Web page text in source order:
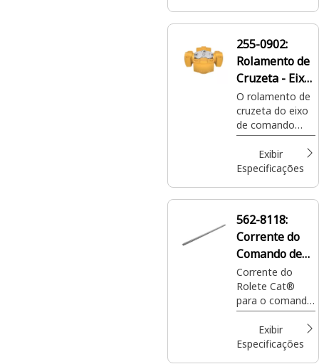
255-0902:
Rolamento de
Cruzeta - Eixo
de Comando
O rolamento de
cruzeta do eixo
de comando
Cat®, peça 255-
0902, auxilia e
alinha os
uma
potência suave.
Exibir
Especificações
562-8118:
Corrente do
Comando de
27 Elos do
Rolete 240S
Corrente do
Rolete Cat®
para o comando
em tandem que
conecta vários
eixos ou rodas
Exibir
Especificações